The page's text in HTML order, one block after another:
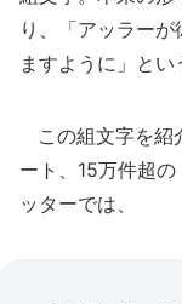
り、「アッラー
ますように」とい
この組文字を紹
ート、15万件超
ッターでは、